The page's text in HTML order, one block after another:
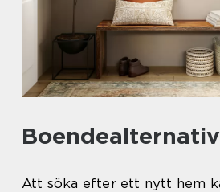
Att söka efter ett nytt hem